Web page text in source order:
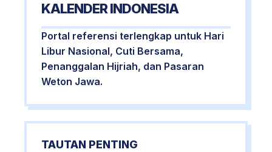
KALENDER INDONESIA
Portal referensi terlengkap untuk Hari
Libur Nasional, Cuti Bersama,
Penanggalan Hijriah, dan Pasaran
Weton Jawa.
TAUTAN PENTING